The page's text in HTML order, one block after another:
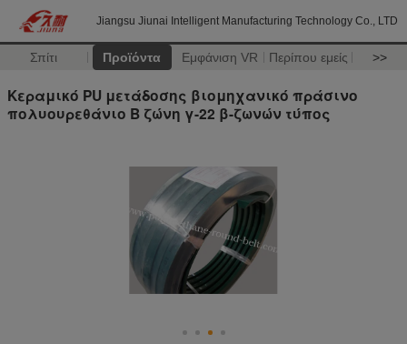
Jiangsu Jiunai Intelligent Manufacturing Technology Co., LTD
Σπίτι Προϊόντα Εμφάνιση VR Περίπου εμείς >>
Κεραμικό PU μετάδοσης βιομηχανικό πράσινο
πολυουρεθάνιο Β ζώνη γ-22 β-ζωνών τύπος